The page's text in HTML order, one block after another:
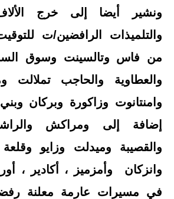
ونشير أيضا إلى خرج
والتلميذات الرافضين/ت
من فاس وتالسينت وسوق
والعطاوية والحاجب تملالت
وامنتانوت وزاكورة وبركان
إضافة إلى ومراكش
والقصيبة وميدلت وزايو
وانزكان وأمزميز ، أكادير ،
في مسيرات عارمة معلنة